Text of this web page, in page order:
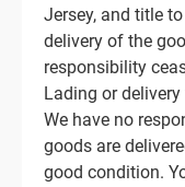
Jersey, and title
delivery of the
responsibility
Lading or
We have no
goods are
good condition.